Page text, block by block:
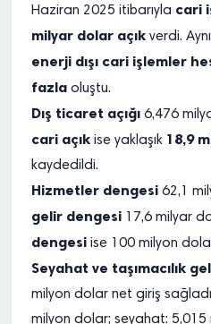
Haziran 2025 itibarıyla cari
milyar dolar açık verdi.
enerji dışı cari işlemler
fazla oluştu.
Dış ticaret açığı 6,476
cari açık ise yaklaşık 18,9
kaydedildi.
Hizmetler dengesi 62,1
gelir dengesi 17,6 milyar
dengesi ise 100 milyon
Seyahat ve taşımacılık
milyon dolar net giriş sağladı.
milyon dolar; seyahat: 5,015